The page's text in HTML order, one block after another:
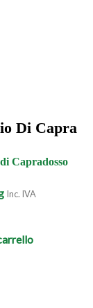
Di Capra
Capradosso
Inc. IVA